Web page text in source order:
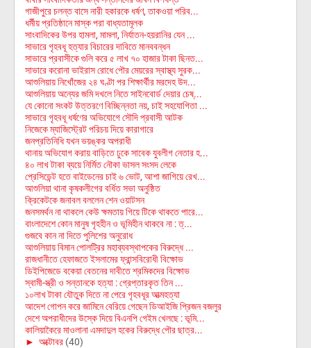
গাজীপুরে চলন্ত বাসে নারী হকারকে ধর্ষণ, তাকওয়া পরিব...
ধর্মীয় প্রতিষ্ঠানে মাস্ক পরা বাধ্যতামূলক
সাংবাদিকের উপর হামলা, মামলা, নির্যাতন-হয়রানির যেন ...
সাভারে গৃহবধূ হত্যার বিচারের দাবিতে মানববন্ধন
সাভারে প্রবাসীকে গুলি করে ৫ লাখ ৭০ হাজার টাকা ছিনত...
সাভারে করোনা ভাইরাস রোধে পৌর মেয়রের স্বাস্থ্য সুরক...
আশুলিয়ায় নিখোঁজের ২৪ ঘণ্টা পর শিক্ষার্থীর মরদেহ উদ...
আশুলিয়ায় অন্যের জমি দখলে নিতে সাইনবোর্ড দেয়ার চেষ্...
যে কোনো সংকট উত্তরণে বিচ্ছিন্নতা নয়, চাই সহযোগিতা ...
সাভারে গৃহবধূ ধর্ষণের অভিযোগে সৌদি প্রবাসী আটক
নিজেকে ম্যাজিস্ট্রেট পরিচয় দিয়ে কারাগারে
জনপ্রতিনিধি যখন ভয়ঙ্কর অপরাধী
থানায় অভিযোগ করায় বাড়িতে ঢুকে সাবেক যুবলীগ নেতার হ...
৪০ লাখ টাকা ব্যয়ে নির্মিত নৌকা ভাসল সংসদ লেকে
প্রেসিডেন্ট হতে বাইডেনের চাই ৬ ভোট, আশা জাগিয়ে রেখ...
আশুলিয়া থানা কৃষকলীগের বর্ধিত সভা অনুষ্ঠিত
ক্রিকেটকে জনাবল বললেন শেন ওয়াটসন
জনসমর্থন না থাকলে কেউ ক্ষমতায় গিয়ে টিকে থাকতে পারে...
বাংলাদেশে কোন মানুষ গৃহহীন ও ভূমিহীন থাকবে না : ত্...
গুজবে কান না দিতে পুলিশের অনুরোধ
আশুলিয়ায় বিমান পোলট্রির মহাব্যবস্থাপকের বিরুদ্ধে ...
রাজধানীতে হেফাজতে ইসলামের ফ্রান্সবিরোধী বিক্ষোভ
ডিইপিজেডে বকেয়া বেতনের দাবীতে শ্রমিকদের বিক্ষোভ
স্বামী-স্ত্রী ও সন্তানকে হত্যা : গ্রেপ্তারকৃত তিন ...
১০লাখ টাকা যৌতুক দিতে না পেরে গৃহবধূর আত্মহত্যা
আদেশ গোপন করে জামিনে বেরিয়ে গেছেন ডিআইজি প্রিজন বজলুর
দেশে অপরাধীদের উস্কে দিয়ে বিএনপি গেইম খেলছে : ভূমি...
কালিয়াকৈরে মাওলানা এমদাদুল হকের বিরুদ্ধে পৌর ছাত্র...
► অক্টোবর (40)